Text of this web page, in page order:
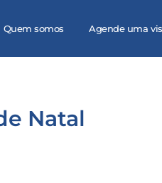
Quem somos Agende uma
Natal